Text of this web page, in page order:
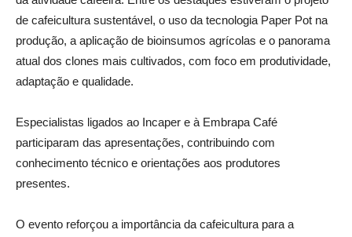
de cafeicultura sustentável, o uso da tecnologia Paper Pot na
produção, a aplicação de bioinsumos agrícolas e o panorama
atual dos clones mais cultivados, com foco em produtividade,
adaptação e qualidade.
Especialistas ligados ao Incaper e à Embrapa Café
participaram das apresentações, contribuindo com
conhecimento técnico e orientações aos produtores
presentes.
O evento reforçou a importância da cafeicultura para a